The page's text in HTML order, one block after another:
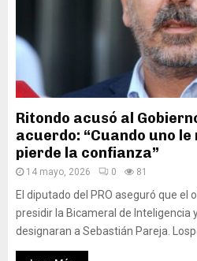
Ritondo acusó al
acuerdo: “Cuando uno
pierde la confianza”
14 mayo, 2026 0 81
El diputado del PRO aseguró que el
presidir la Bicameral de Inteligencia
designaran a Sebastián Pareja.